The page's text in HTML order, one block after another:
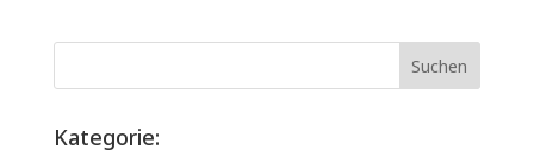
Suchen
Kategorie: